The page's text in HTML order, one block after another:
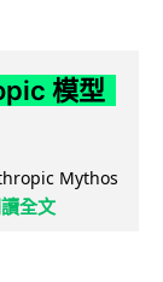
模型
Mythos
全文